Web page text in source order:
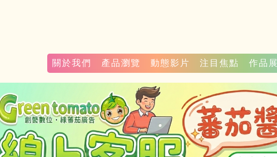
關於我們 產品瀏覽 動態影片 注目焦點 作品